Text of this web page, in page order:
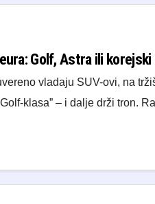
Golf, Astra ili korejski
vladaju SUV-ovi, na
klasa” – i dalje drži tron.